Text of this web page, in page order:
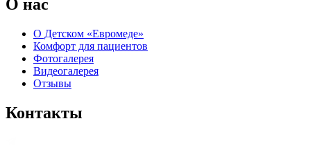
О нас
О Детском «Евромеде»
Комфорт для пациентов
Фотогалерея
Видеогалерея
Отзывы
Контакты